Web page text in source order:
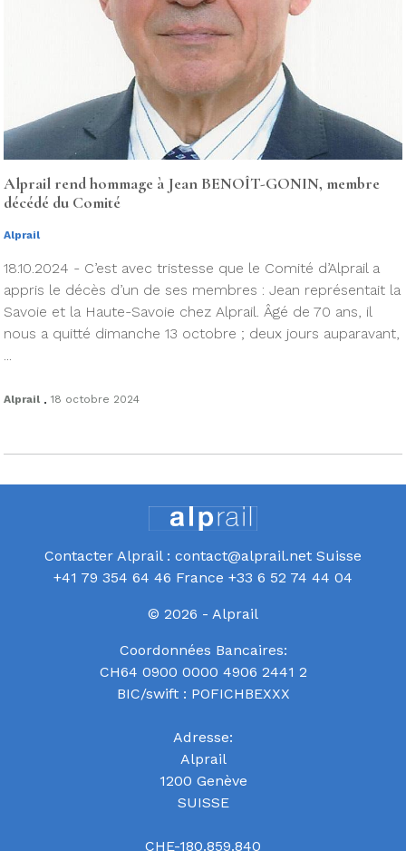
Alprail rend hommage à Jean BENOÎT-GONIN, membre
décédé du Comité
Alprail
18.10.2024 - C’est avec tristesse que le Comité d’Alprail a
appris le décès d’un de ses membres : Jean représentait la
Savoie et la Haute-Savoie chez Alprail. Âgé de 70 ans, il
nous a quitté dimanche 13 octobre ; deux jours auparavant,
...
Alprail . 18 octobre 2024
Contacter Alprail : contact@alprail.net Suisse
+41 79 354 64 46 France +33 6 52 74 44 04
© 2026 - Alprail
Coordonnées Bancaires:
CH64 0900 0000 4906 2441 2
BIC/swift : POFICHBEXXX
Adresse:
Alprail
1200 Genève
SUISSE
CHE-180.859.840